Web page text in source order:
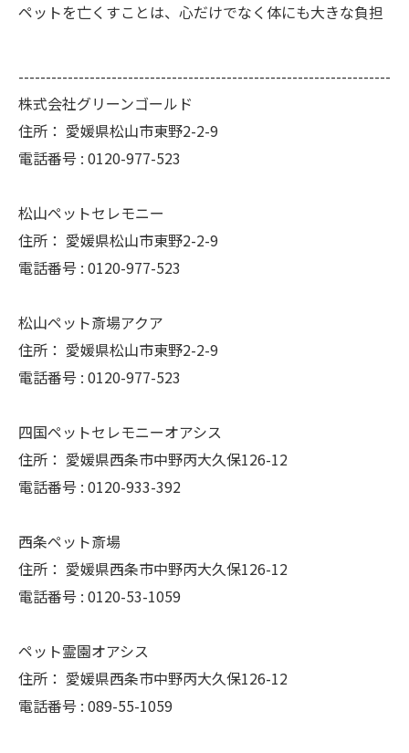
ペットを亡くすことは、心だけでなく体にも大きな負担
--------------------------------------------------------------------
株式会社グリーンゴールド
住所： 愛媛県松山市東野2-2-9
電話番号 : 0120-977-523
松山ペットセレモニー
住所： 愛媛県松山市東野2-2-9
電話番号 : 0120-977-523
松山ペット斎場アクア
住所： 愛媛県松山市東野2-2-9
電話番号 : 0120-977-523
四国ペットセレモニーオアシス
住所： 愛媛県西条市中野丙大久保126-12
電話番号 : 0120-933-392
西条ペット斎場
住所： 愛媛県西条市中野丙大久保126-12
電話番号 : 0120-53-1059
ペット霊園オアシス
住所： 愛媛県西条市中野丙大久保126-12
電話番号 : 089-55-1059